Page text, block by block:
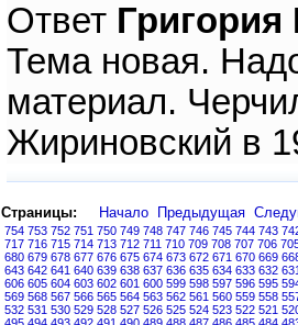
Ответ
Тема новая.
материал.
Жириновский в
Страницы: Начало Предыдущая
754 753 752 751 750 749 748 747 746 745 744 743
717 716 715 714 713 712 711 710 709 708 707 706
680 679 678 677 676 675 674 673 672 671 670 669
643 642 641 640 639 638 637 636 635 634 633 632
606 605 604 603 602 601 600 599 598 597 596 595
569 568 567 566 565 564 563 562 561 560 559 558
532 531 530 529 528 527 526 525 524 523 522 521